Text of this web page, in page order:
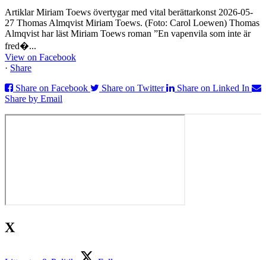
Artiklar Miriam Toews övertygar med vital berättarkonst 2026-05-
27 Thomas Almqvist Miriam Toews. (Foto: Carol Loewen) Thomas
Almqvist har läst Miriam Toews roman ”En vapenvila som inte är
fred�...
View on Facebook
· Share
Share on Facebook
Share on Twitter
Share on Linked In
Share by Email
X